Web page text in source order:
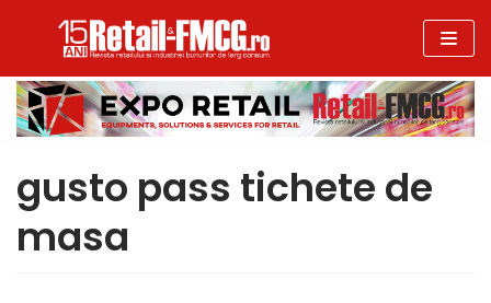
la
conținut
gusto pass tichete de
masa